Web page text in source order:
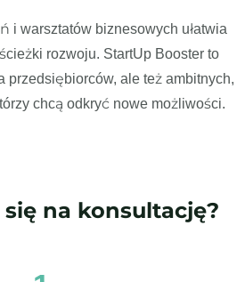
i warsztatów biznesowych ułatwia
rozwoju. StartUp Booster to
przedsiębiorców, ale też ambitnych,
chcą odkryć nowe możliwości.
na konsultację?